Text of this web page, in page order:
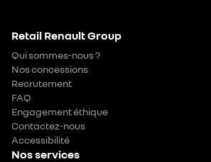
Retail Renault Group
Qui sommes-nous ?
Nos concessions
Recrutement
FAQ
Engagement éthique
Contactez-nous
Accessibilité
Nos services